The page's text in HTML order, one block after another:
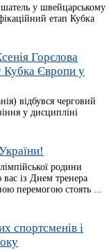
у швейцарському
етап Кубка
Горєлова
Кубка Європи у
відбувся черговий
у дисципліні
родини
вас із Днем тренера
перемогою стоять ...
спортсменів і